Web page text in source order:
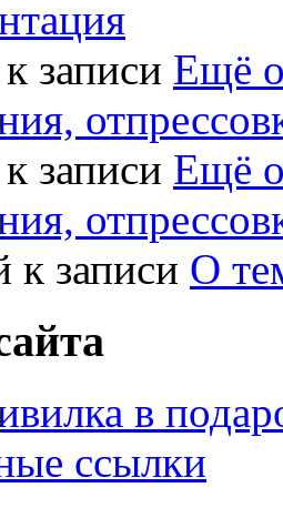
к записи Ещё
к записи Ещё
к записи О
в
ссылки